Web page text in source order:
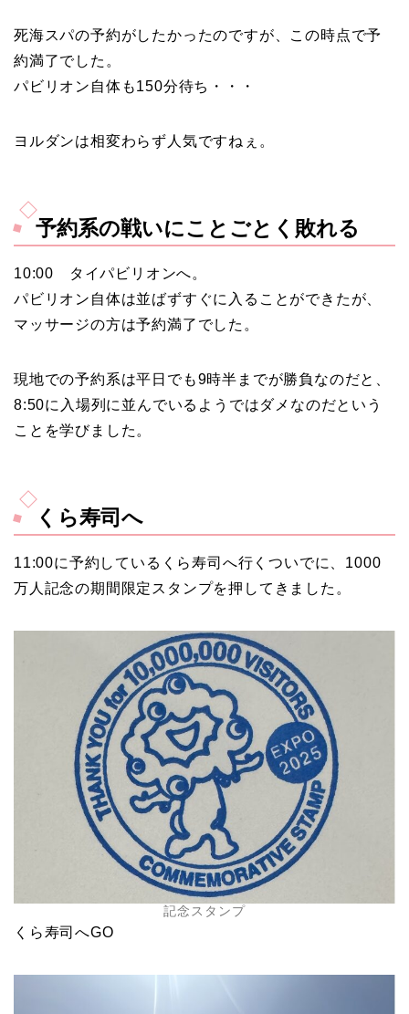
死海スパの予約がしたかったのですが、この時点で予
約満了でした。
パビリオン自体も150分待ち・・・
ヨルダンは相変わらず人気ですねぇ。
予約系の戦いにことごとく敗れる
10:00 タイパビリオンへ。
パビリオン自体は並ばずすぐに入ることができたが、
マッサージの方は予約満了でした。
現地での予約系は平日でも9時半までが勝負なのだと、
8:50に入場列に並んでいるようではダメなのだという
ことを学びました。
くら寿司へ
11:00に予約しているくら寿司へ行くついでに、1000
万人記念の期間限定スタンプを押してきました。
記念スタンプ
くら寿司へGO